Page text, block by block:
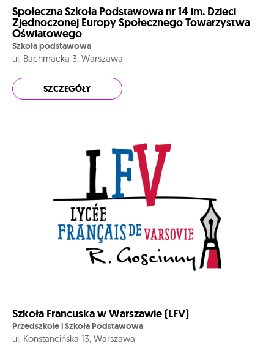
Społeczna Szkoła Podstawowa nr 14 im. Dzieci
Zjednoczonej Europy Społecznego Towarzystwa
Oświatowego
Szkoła podstawowa
ul. Bachmacka 3, Warszawa
SZCZEGÓŁY
Szkoła Francuska w Warszawie (LFV)
Przedszkole i Szkoła Podstawowa
ul. Konstancińska 13, Warszawa